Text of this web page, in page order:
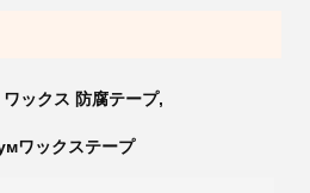
ックス 防腐テープ,
ワックステープ